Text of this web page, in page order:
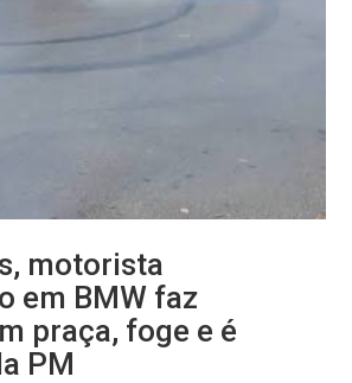
motorista
em BMW faz
praça, foge e é
PM